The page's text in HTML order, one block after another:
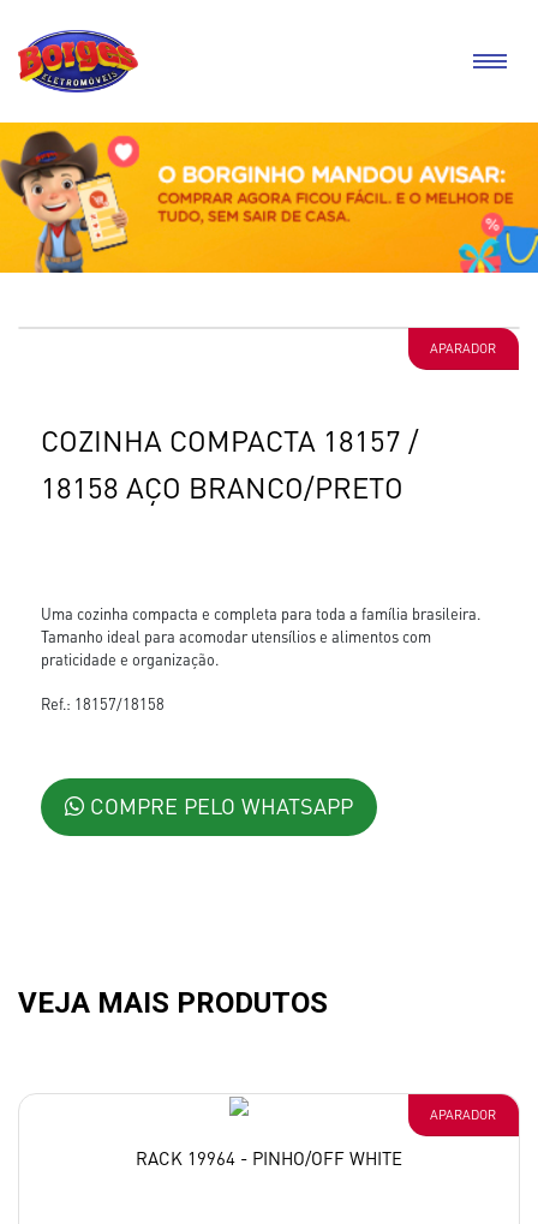
APARADOR
COZINHA COMPACTA 18157 /
18158 AÇO BRANCO/PRETO
Uma cozinha compacta e completa para toda a família brasileira.
Tamanho ideal para acomodar utensílios e alimentos com
praticidade e organização.
Ref.: 18157/18158
COMPRE PELO WHATSAPP
VEJA MAIS PRODUTOS
APARADOR
RACK 19964 - PINHO/OFF WHITE